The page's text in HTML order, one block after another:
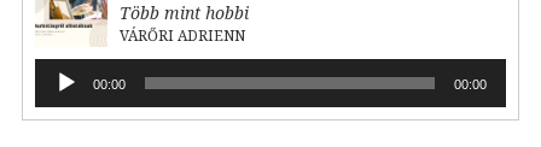
Több mint hobbi
VÁRŐRI ADRIENN
Audió
lejátszó00:00 00:00